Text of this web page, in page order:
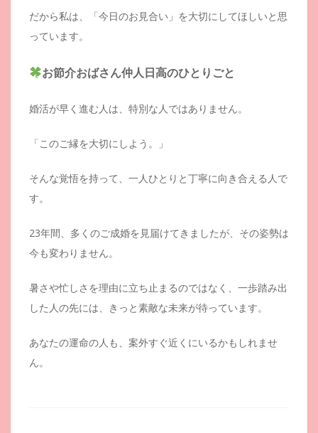
だから私は、「今日のお見合い」を大切にしてほしいと思
っています。
お節介おばさん仲人日高のひとりごと
婚活が早く進む人は、特別な人ではありません。
「このご縁を大切にしよう。」
そんな覚悟を持って、一人ひとりと丁寧に向き合える人で
す。
23年間、多くのご成婚を見届けてきましたが、その姿勢は
今も変わりません。
暑さや忙しさを理由に立ち止まるのではなく、一歩踏み出
した人の先には、きっと素敵な未来が待っています。
あなたの運命の人も、案外すぐ近くにいるかもしれませ
ん。